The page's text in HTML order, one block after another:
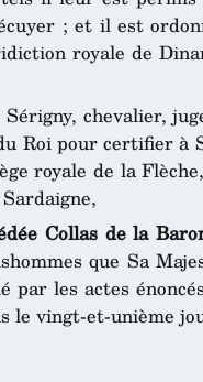
; et il est
royale de
chevalier,
Roi pour certifier à
royale de la
Collas de la
que Sa
par les actes
le vingt-et-unième